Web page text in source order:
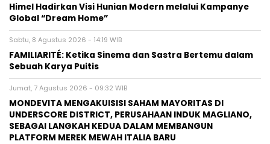
Himel Hadirkan Visi Hunian Modern melalui Kampanye
Global “Dream Home”
Sabtu, 8 Agustus 2026 - 14:19 WIB
FAMILIARITÉ: Ketika Sinema dan Sastra Bertemu dalam
Sebuah Karya Puitis
Jumat, 7 Agustus 2026 - 09:32 WIB
MONDEVITA MENGAKUISISI SAHAM MAYORITAS DI
UNDERSCORE DISTRICT, PERUSAHAAN INDUK MAGLIANO,
SEBAGAI LANGKAH KEDUA DALAM MEMBANGUN
PLATFORM MEREK MEWAH ITALIA BARU